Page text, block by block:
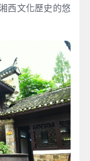
西文化歷史的悠